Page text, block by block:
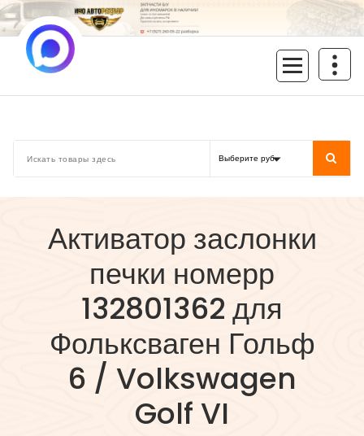
Перейти
к
содержимому
Активатор заслонки
печки номерр
132801362 для
Фольксваген Гольф
6 / Volkswagen
Golf VI